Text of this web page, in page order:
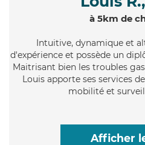
à 5km de
Intuitive, dynamique et
d'expérience et possède un
Maitrisant bien les troubles
Louis apporte ses services
mobilité et
Afficher